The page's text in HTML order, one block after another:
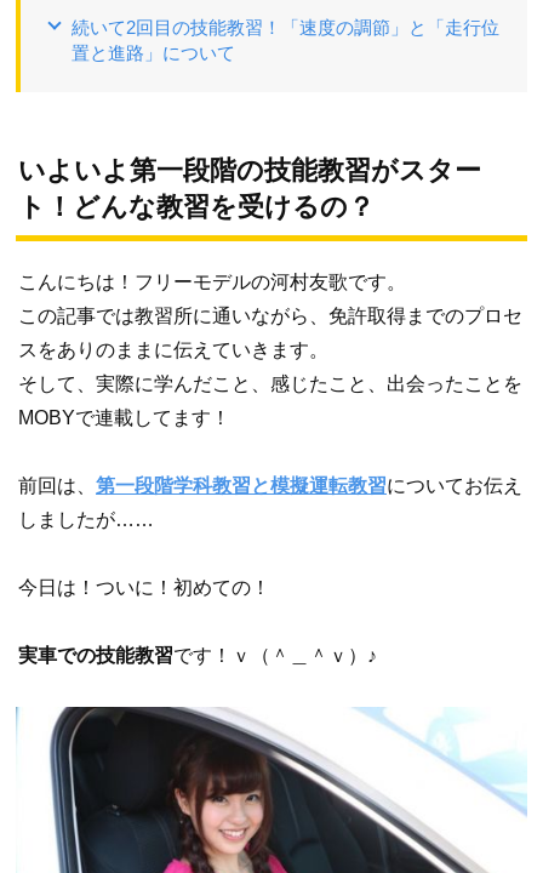
続いて2回目の技能教習！「速度の調節」と「走行位
置と進路」について
いよいよ第一段階の技能教習がスター
ト！どんな教習を受けるの？
こんにちは！フリーモデルの河村友歌です。
この記事では教習所に通いながら、免許取得までのプロセ
スをありのままに伝えていきます。
そして、実際に学んだこと、感じたこと、出会ったことを
MOBYで連載してます！
前回は、 第一段階学科教習と模擬運転教習についてお伝え
しましたが……
今日は！ついに！初めての！
実車での技能教習です！ｖ（＾＿＾ｖ）♪